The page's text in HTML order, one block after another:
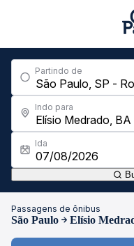
Partindo de
Indo para
Ida
Passagens de ônibus
São Paulo Elísio